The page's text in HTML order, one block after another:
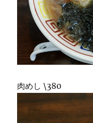
肉めし \380